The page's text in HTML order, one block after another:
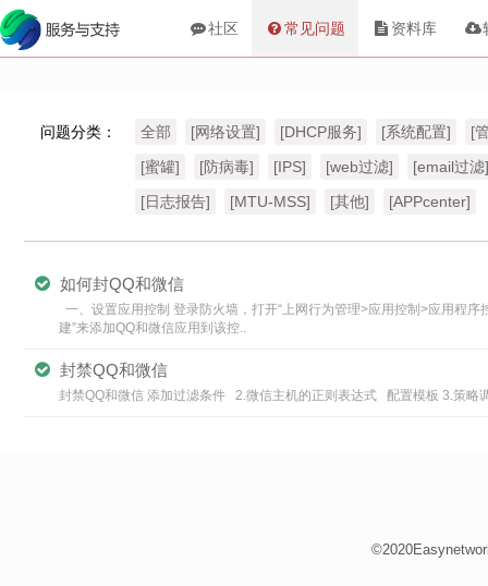
社区 常见问题 资料库
问题分类： 全部 [网络设置] [DHCP服务] [系统配置]
[
[蜜罐]
[防病毒] [IPS] [web过滤]
[email过滤]
[日志报告]
[MTU-MSS] [其他] [APPcenter]
如何封QQ和微信
一、设置应用控制 登录防火墙，打开“上网行为管理>应用控制>应用程
建”来添加QQ和微信应用到该控..
封禁QQ和微信
封禁QQ和微信 添加过滤条件 2.微信主机的正则表达式 配置模板 3.策略